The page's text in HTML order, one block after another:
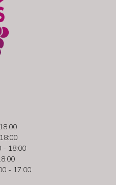
- 18:00
- 17:00